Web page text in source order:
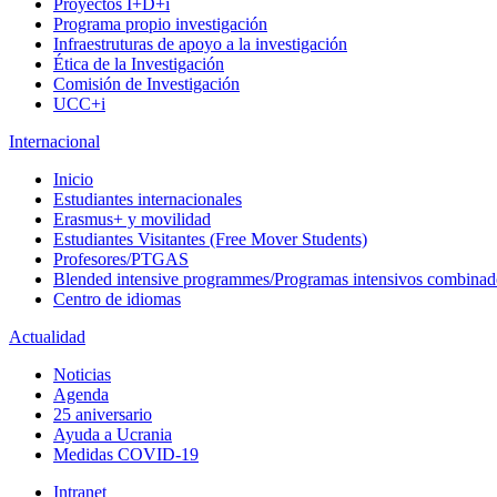
Proyectos I+D+i
Programa propio investigación
Infraestruturas de apoyo a la investigación
Ética de la Investigación
Comisión de Investigación
UCC+i
Internacional
Inicio
Estudiantes internacionales
Erasmus+ y movilidad
Estudiantes Visitantes (Free Mover Students)
Profesores/PTGAS
Blended intensive programmes/Programas intensivos
Centro de idiomas
Actualidad
Noticias
Agenda
25 aniversario
Ayuda a Ucrania
Medidas COVID-19
Intranet